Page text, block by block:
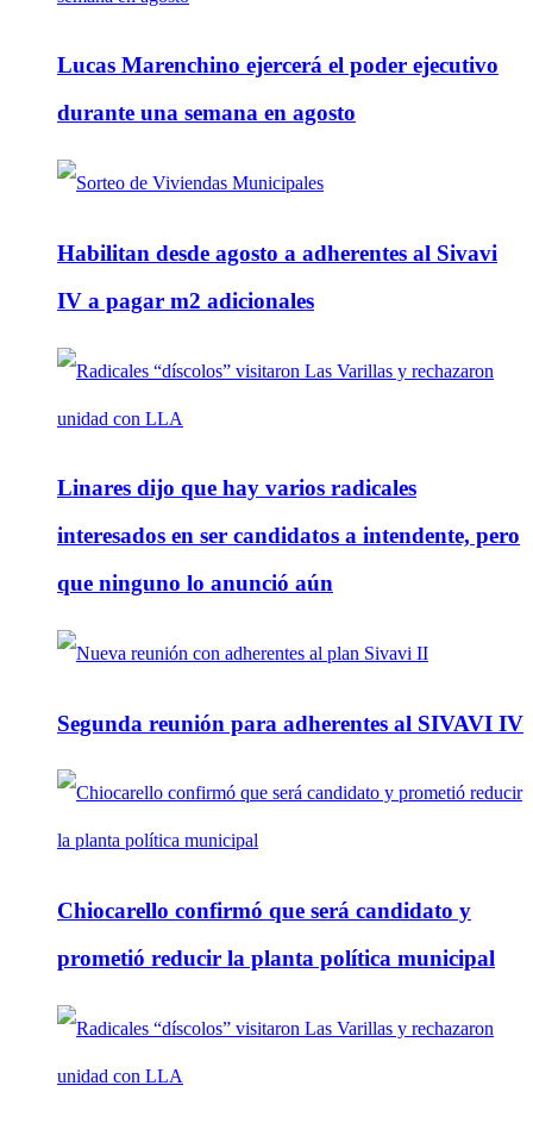
Lucas Marenchino ejercerá el poder ejecutivo
durante una semana en agosto
Habilitan desde agosto a adherentes al Sivavi
IV a pagar m2 adicionales
Linares dijo que hay varios radicales
interesados en ser candidatos a intendente, pero
que ninguno lo anunció aún
Segunda reunión para adherentes al SIVAVI IV
Chiocarello confirmó que será candidato y
prometió reducir la planta política municipal